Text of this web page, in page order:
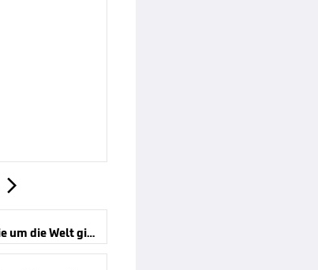

Eine Tragödie, die um die Welt ging